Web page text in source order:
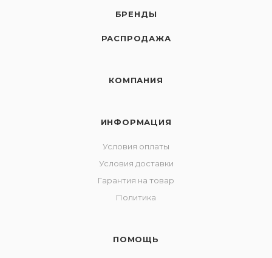
БРЕНДЫ
РАСПРОДАЖА
КОМПАНИЯ
ИНФОРМАЦИЯ
Условия оплаты
Условия доставки
Гарантия на товар
Политика
ПОМОЩЬ